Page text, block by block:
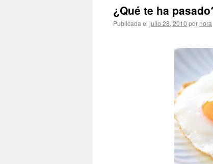
¿Qué te ha
Publicada el julio 28, 2010 por nora